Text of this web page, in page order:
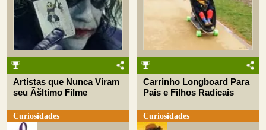
Artistas que Nunca Viram
seu Ãšltimo Filme
Curiosidades
Carrinho Longboard Para
Pais e Filhos Radicais
Curiosidades